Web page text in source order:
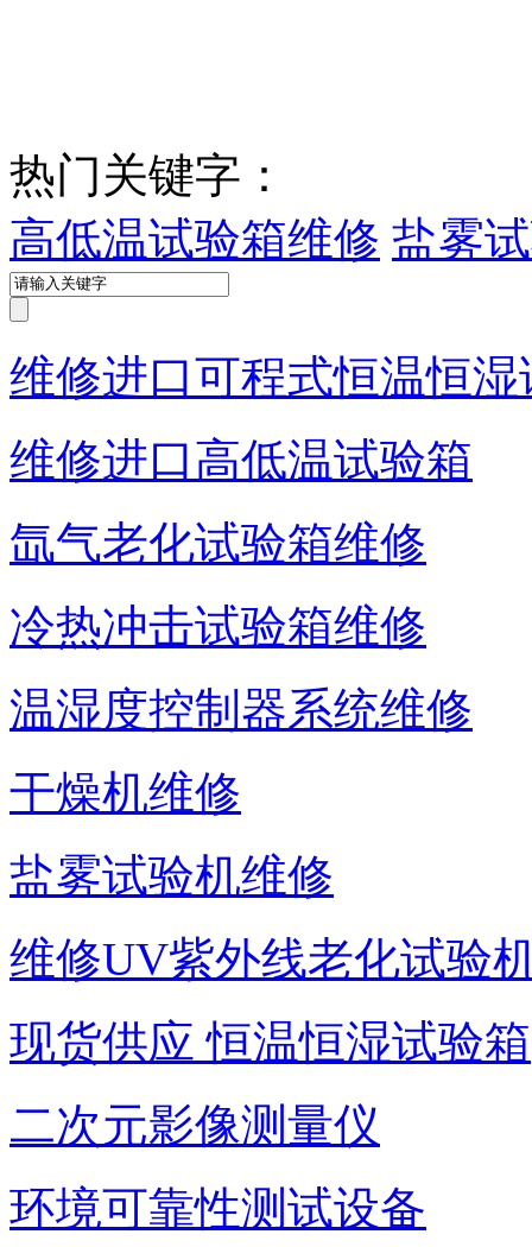
热门关键字：
高低温试验箱维修 盐雾
维修进口可程式恒温恒湿
维修进口高低温试验箱
氙气老化试验箱维修
冷热冲击试验箱维修
温湿度控制器系统维修
干燥机维修
盐雾试验机维修
维修UV紫外线老化试验
现货供应 恒温恒湿试验箱
二次元影像测量仪
环境可靠性测试设备